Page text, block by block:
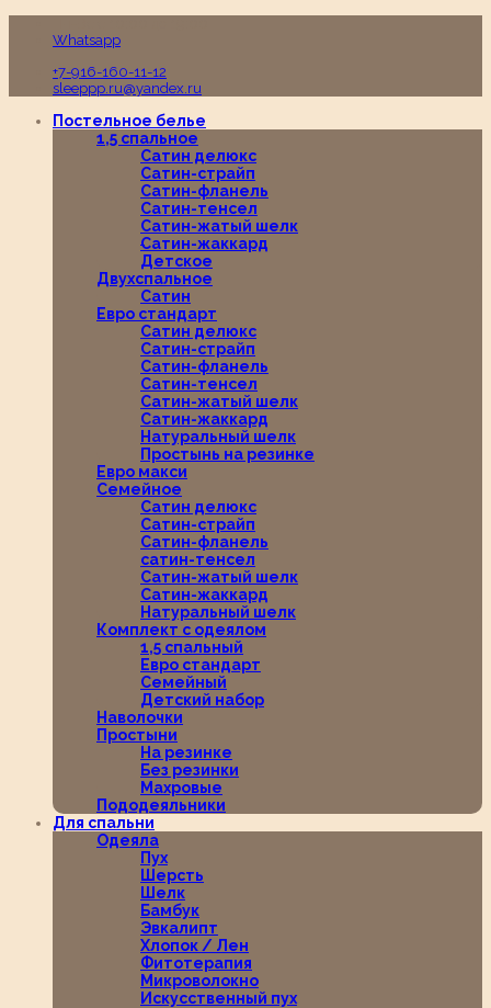
Whatsapp
+7-916-160-11-12
sleeppp.ru@yandex.ru
Постельное белье
1,5 спальное
Сатин делюкс
Сатин-страйп
Сатин-фланель
Сатин-тенсел
Сатин-жатый шелк
Сатин-жаккард
Детское
Двухспальное
Сатин
Евро стандарт
Сатин делюкс
Сатин-страйп
Сатин-фланель
Сатин-тенсел
Сатин-жатый шелк
Сатин-жаккард
Натуральный шелк
Простынь на резинке
Евро макси
Семейное
Сатин делюкс
Сатин-страйп
Сатин-фланель
сатин-тенсел
Сатин-жатый шелк
Сатин-жаккард
Натуральный шелк
Комплект с одеялом
1,5 спальный
Евро стандарт
Семейный
Детский набор
Наволочки
Простыни
На резинке
Без резинки
Махровые
Пододеяльники
Для спальни
Одеяла
Пух
Шерсть
Шелк
Бамбук
Эвкалипт
Хлопок / Лен
Фитотерапия
Микроволокно
Искусственный пух